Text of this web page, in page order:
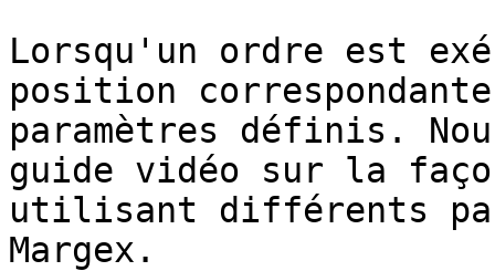
Lorsqu'un ordre est
position
paramètres définis.
guide vidéo sur la
utilisant différents
Margex.